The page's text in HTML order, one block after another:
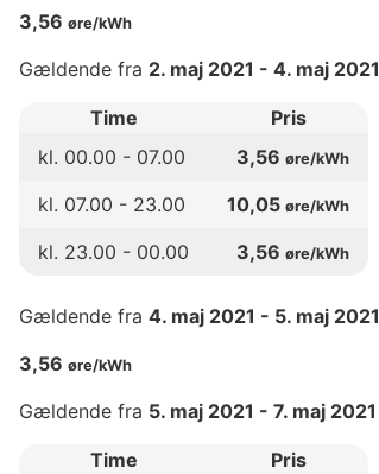
3,56 øre/kWh
Gældende fra 2. maj 2021 - 4. maj 2021
Time
Pris
kl. 00.00 - 07.00 3,56 øre/kWh
kl. 07.00 - 23.00 10,05 øre/kWh
kl. 23.00 - 00.00 3,56 øre/kWh
Gældende fra 4. maj 2021 - 5. maj 2021
3,56 øre/kWh
Gældende fra 5. maj 2021 - 7. maj 2021
Time
Pris